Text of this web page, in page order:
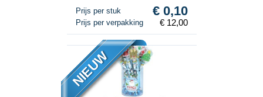
Prijs per stuk € 0,10
Prijs per verpakking € 12,00
NIEUW